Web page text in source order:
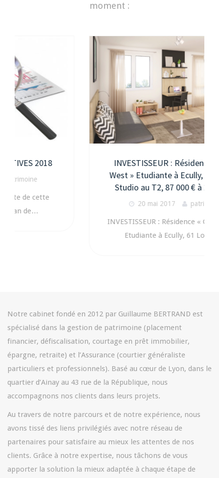
moment :
INVESTISSEUR : Résidence « Carré
West » Etudiante à Ecully, 61 Lots du
Studio au T2, 87 000 € à 216 000 €
patrimoine
INVESTISSEUR : Résidence « Carré West »
Etudiante à Ecully, 61 Lots du…
Notre cabinet fondé en 2012 par Guillaume BERTRAND est
spécialisé dans la gestion de patrimoine (placement
financier, défiscalisation, courtage en prêt immobilier,
épargne, retraite) et l’Assurance (courtier généraliste
particuliers et professionnels). Basé au cœur de Lyon, dans le
quartier d’Ainay au 43 rue de la République, nous
accompagnons nos clients dans leurs projets.
Au travers de notre parcours et de notre expérience, nous
avons tissé des liens privilégiés avec notre réseau de
partenaires pour satisfaire au mieux les attentes de nos
clients. Grâce à notre expertise, nous tâchons de vous
apporter la solution la mieux adaptée à chaque étape de